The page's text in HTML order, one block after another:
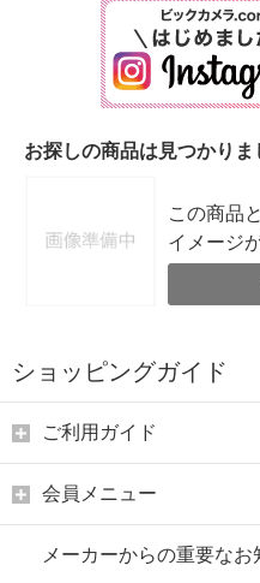
お探しの商品は見つかりま
この商品と
イメージ
ショッピングガイド
ご利用ガイド
会員メニュー
メーカーからの重要なお